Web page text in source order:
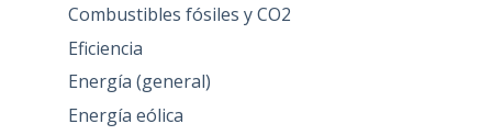
Combustibles fósiles y CO2
Eficiencia
Energía (general)
Energía eólica